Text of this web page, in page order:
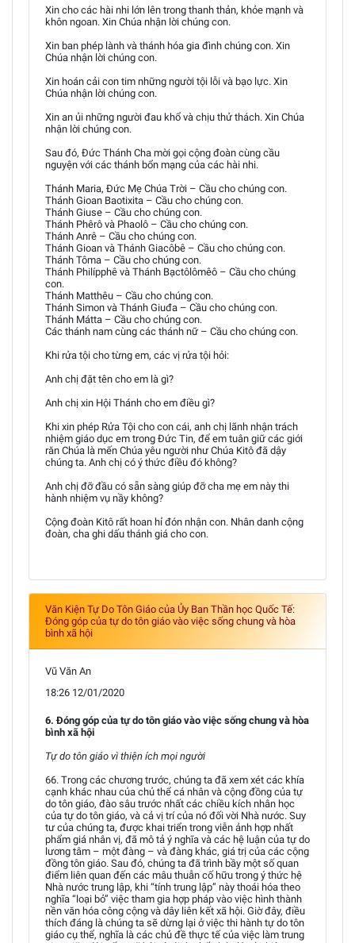
Xin cho các hài nhi lớn lên trong thanh thản, khỏe mạnh và
khôn ngoan. Xin Chúa nhận lời chúng con.
Xin ban phép lành và thánh hóa gia đình chúng con. Xin
Chúa nhận lời chúng con.
Xin hoán cải con tim những người tội lỗi và bạo lực. Xin
Chúa nhận lời chúng con.
Xin an ủi những người đau khổ và chịu thử thách. Xin Chúa
nhận lời chúng con.
Sau đó, Đức Thánh Cha mời gọi cộng đoàn cùng cầu
nguyện với các thánh bổn mạng của các hài nhi.
Thánh Maria, Đức Mẹ Chúa Trời – Cầu cho chúng con.
Thánh Gioan Baotixita – Cầu cho chúng con.
Thánh Giuse – Cầu cho chúng con.
Thánh Phêrô và Phaolô – Cầu cho chúng con.
Thánh Anrê – Cầu cho chúng con.
Thánh Gioan và Thánh Giacôbê – Cầu cho chúng con.
Thánh Tôma – Cầu cho chúng con.
Thánh Philípphê và Thánh Bạctôlômêô – Cầu cho chúng
con.
Thánh Matthêu – Cầu cho chúng con.
Thánh Simon và Thánh Giuđa – Cầu cho chúng con.
Thánh Mátta – Cầu cho chúng con.
Các thánh nam cùng các thánh nữ – Cầu cho chúng con.
Khi rửa tội cho từng em, các vị rửa tội hỏi:
Anh chị đặt tên cho em là gì?
Anh chị xin Hội Thánh cho em điều gì?
Khi xin phép Rửa Tội cho con cái, anh chị lãnh nhận trách
nhiệm giáo dục em trong Ðức Tin, để em tuân giữ các giới
răn Chúa là mến Chúa yêu người như Chúa Kitô đã dậy
chúng ta. Anh chị có ý thức điều đó không?
Anh chị đỡ đầu có sẵn sàng giúp đỡ cha mẹ em này thi
hành nhiệm vụ nầy không?
Cộng đoàn Kitô rất hoan hỉ đón nhận con. Nhân danh cộng
đoàn, cha ghi dấu thánh giá cho con.
Văn Kiện Tự Do Tôn Giáo của Ủy Ban Thần học Quốc Tế:
Đóng góp của tự do tôn giáo vào việc sống chung và hòa
bình xã hội
Vũ Văn An
18:26 12/01/2020
6. Đóng góp của tự do tôn giáo vào việc sống chung và hòa
bình xã hội
Tự do tôn giáo vì thiện ích mọi người
66. Trong các chương trước, chúng ta đã xem xét các khía
cạnh khác nhau của chủ thể cá nhân và cộng đồng của tự
do tôn giáo, đào sâu trước nhất các chiều kích nhân học
của tự do tôn giáo, và cả vị trí của nó đối vời Nhà nước. Suy
tư của chúng ta, được khai triển trong viễn ảnh hợp nhất
phẩm giá nhân vị, đã mô tả ý nghĩa và các hệ luận của tự do
lương tâm – một đàng – và đàng khác, giá trị của các cộng
đồng tôn giáo. Sau đó, chúng ta đã trình bầy một số quan
điểm liên quan đến các mâu thuẫn cố hữu trong ý thức hệ
Nhà nước trung lập, khi “tính trung lập” này thoái hóa theo
nghĩa “loại bỏ” việc tham gia hợp pháp vào việc hình thành
nền văn hóa công cộng và dây liên kết xã hội. Giờ đây, điều
thích đáng là chúng ta sẽ dừng lại ở việc thi hành tự do tôn
giáo cụ thể, nghĩa là các chủ đề thực tế của việc làm trung